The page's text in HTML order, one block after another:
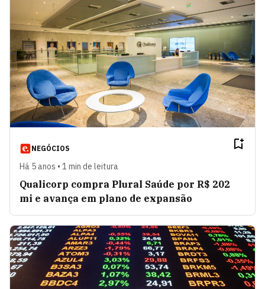
NEGÓCIOS
Há 5 anos • 1 min de leitura
Qualicorp compra Plural Saúde por R$ 202
mi e avança em plano de expansão